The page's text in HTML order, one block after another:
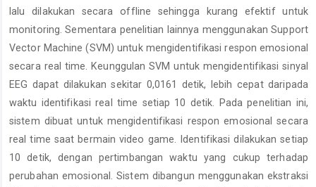
lalu dilakukan secara offline sehingga kurang efektif untuk
monitoring. Sementara penelitian lainnya menggunakan Support
Vector Machine (SVM) untuk mengidentifikasi respon emosional
secara real time. Keunggulan SVM untuk mengidentifikasi sinyal
EEG dapat dilakukan sekitar 0,0161 detik, lebih cepat daripada
waktu identifikasi real time setiap 10 detik. Pada penelitian ini,
sistem dibuat untuk mengidentifikasi respon emosional secara
real time saat bermain video game. Identifikasi dilakukan setiap
10 detik, dengan pertimbangan waktu yang cukup terhadap
perubahan emosional. Sistem dibangun menggunakan ekstraksi